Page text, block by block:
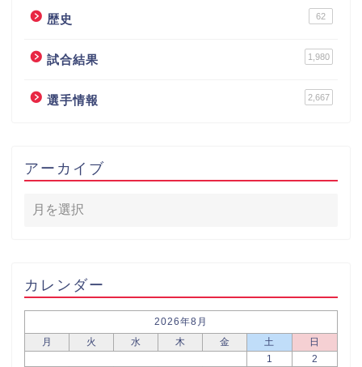
歴史 62
試合結果 1,980
選手情報 2,667
アーカイブ
カレンダー
2026年8月
月
火 水 木 金 土
日
1
2